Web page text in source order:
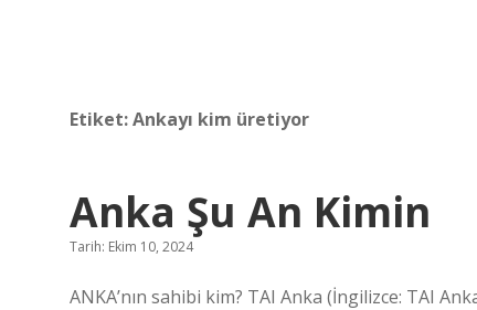
Etiket:Ankayı kim üretiyor
Anka Şu An Kimin
Tarih: Ekim 10, 2024
ANKA’nın sahibi kim? TAI Anka (İngilizce: TAI